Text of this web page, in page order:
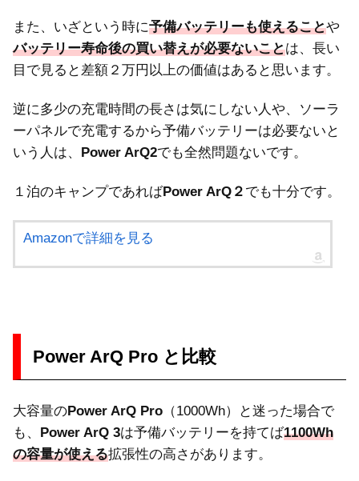
また、いざという時に予備バッテリーも使えることや
バッテリー寿命後の買い替えが必要ないことは、長い
目で見ると差額２万円以上の価値はあると思います。
逆に多少の充電時間の長さは気にしない人や、ソーラ
ーパネルで充電するから予備バッテリーは必要ないと
いう人は、
Power ArQ2でも全然問題ないです。
１泊のキャンプであればPower ArQ２ でも十分です。
Amazonで詳細を見る
Power ArQ Pro と比較
大容量のPower ArQ Pro （1000Wh）と迷った場合で
も、
Power ArQ 3は予備バッテリーを持てば1100Wh
の容量が使える拡張性の高さがあります。